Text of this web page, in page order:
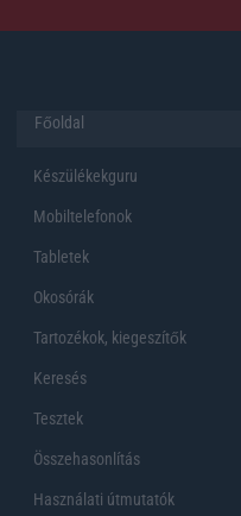
Főoldal
Készülékekguru
Mobiltelefonok
Tabletek
Okosórák
Tartozékok, kiegeszítők
Keresés
Tesztek
Összehasonlítás
Használati útmutatók